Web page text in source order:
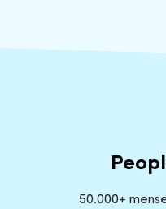
50.000+